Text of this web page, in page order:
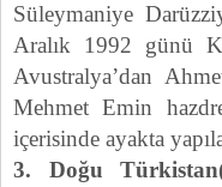
Süleymaniye
Aralık 1992 günü
Avustralya’dan
Mehmet Emin
içerisinde ayakta
3. Doğu